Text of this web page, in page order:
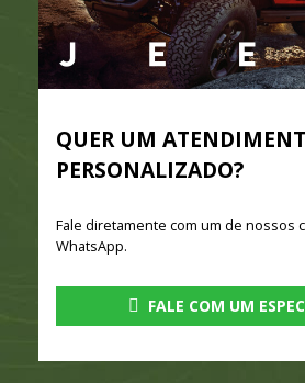
QUER UM
PERSONALIZADO?
Fale diretamente com um de nossos
WhatsApp.
FALE COM UM